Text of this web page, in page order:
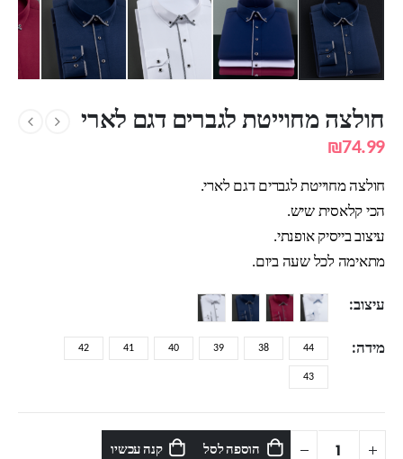
חולצה מחוייטת לגברים דגם לארי
₪74.99
חולצה מחוייטת לגברים דגם לארי.
הכי קלאסית שיש.
עיצוב בייסיק אופנתי.
מתאימה לכל שעה ביום.
עיצוב
מידה 44
38
39
40
41
42
43
הוספה לסל קנה עכשיו